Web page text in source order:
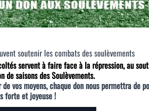
soutenir les combats des soulèvements
servent à faire face à la répression, au
de saisons des Soulèvements.
vos moyens, chaque don nous permettra de
forte et joyeuse !